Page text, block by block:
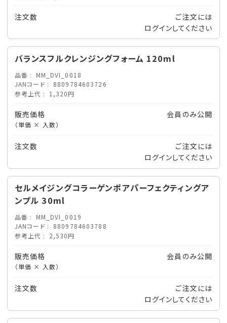
注文数
ご注文には
ログインしてください
バランスフルクレンジングフォーム 120ml
品番
MM_DVI_0018
JANコード
8809784603726
参考上代
1,320円
販売価格
（単価 × 入数）
会員のみ公開
注文数
ご注文には
ログインしてください
セルメイジングコラーゲンポアパーフェクティングア
ンプル 30ml
品番
MM_DVI_0019
JANコード
8809784603788
参考上代
2,530円
販売価格
（単価 × 入数）
会員のみ公開
注文数
ご注文には
ログインしてください